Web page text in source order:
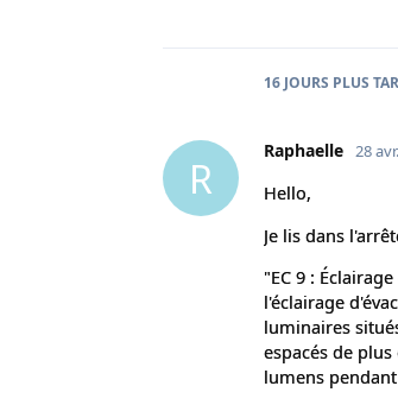
16 JOURS PLUS
R
Raphaelle 28
Hello,
Je lis dans
"EC 9 :
l'éclairage
luminaires
espacés de
lumens